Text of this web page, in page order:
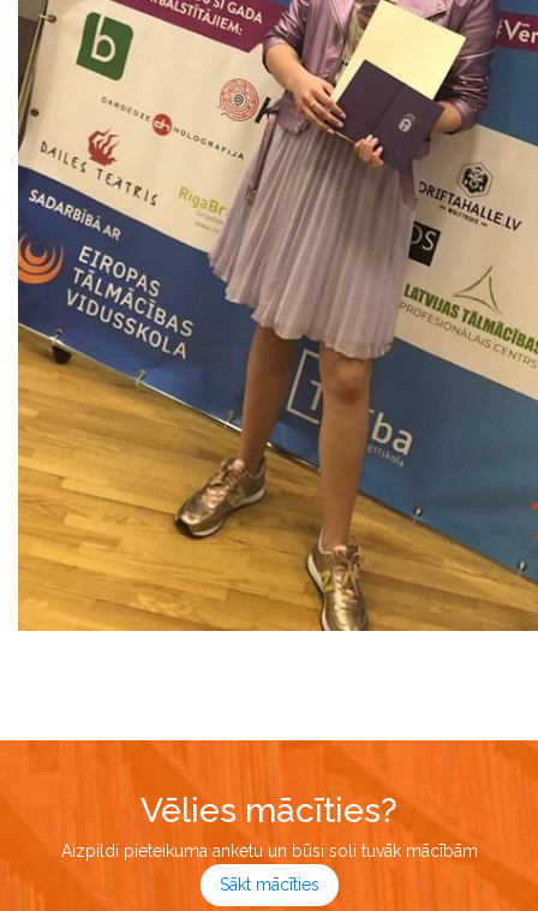
Vēlies mācīties?
Aizpildi pieteikuma anketu un būsi soli tuvāk mācībām
Sākt mācīties